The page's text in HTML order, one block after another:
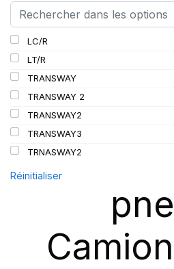
LC/R
LT/R
TRANSWAY
TRANSWAY 2
TRANSWAY2
TRANSWAY3
TRNASWAY2
Réinitialiser